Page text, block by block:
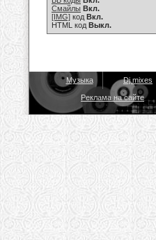
Смайлы Вкл.
[IMG] код Вкл.
HTML код Выкл.
Музыка Dj mixes
Реклама на сайте